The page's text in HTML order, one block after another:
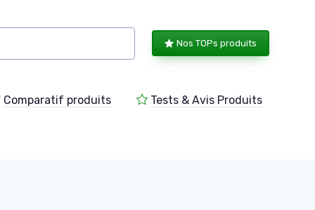
Nos TOPs produits
Comparatif produits Tests & Avis Produits